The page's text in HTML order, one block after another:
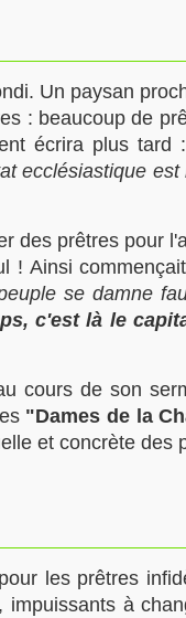
Un paysan
: beaucoup de
écrira plus tard
ecclésiastique
des prêtres pour
! Ainsi
se damne
c'est là le
cours de son
"Dames de la
et concrète des
les prêtres
à